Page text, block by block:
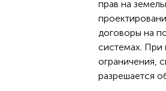
прав на
договоры на
системах. При
ограничения,
разрешается